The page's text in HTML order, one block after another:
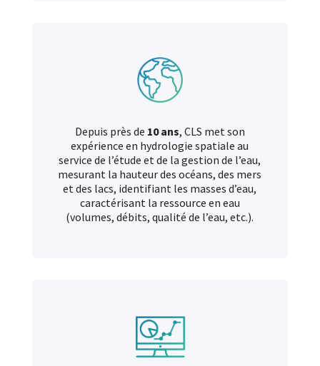
Depuis près de 10 ans, CLS met son
expérience en hydrologie spatiale au
service de l’étude et de la gestion de l’eau,
mesurant la hauteur des océans, des mers
et des lacs, identifiant les masses d’eau,
caractérisant la ressource en eau
(volumes, débits, qualité de l’eau, etc.).